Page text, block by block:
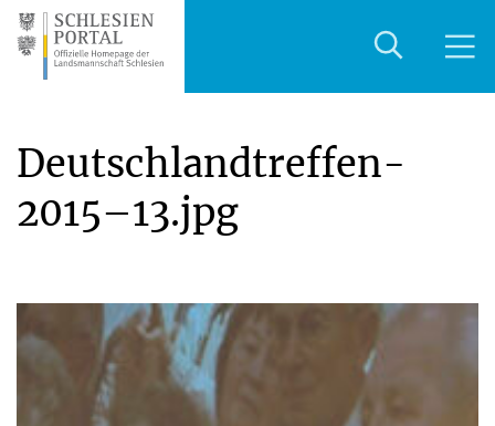
Deutschlandtreffen-
2015–13.jpg